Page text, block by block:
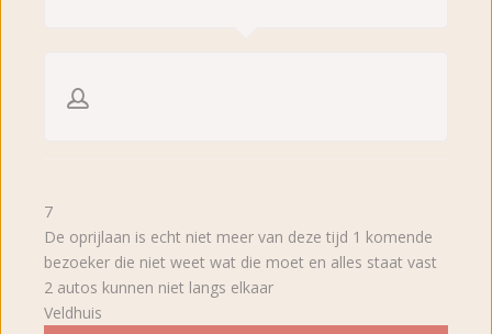
7
De oprijlaan is echt niet meer van deze tijd 1 komende
bezoeker die niet weet wat die moet en alles staat vast
2 autos kunnen niet langs elkaar
Veldhuis